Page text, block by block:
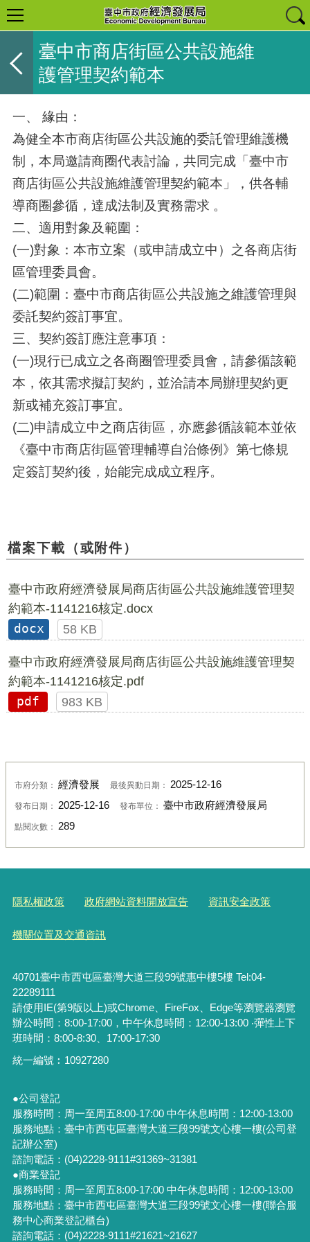
臺中市商店街區公共設施維
護管理契約範本
一、 緣由：
為健全本市商店街區公共設施的委託管理維護機
制，本局邀請商圈代表討論，共同完成「臺中市
商店街區公共設施維護管理契約範本」，供各輔
導商圈參循，達成法制及實務需求 。
二、適用對象及範圍：
(一)對象：本市立案（或申請成立中）之各商店街
區管理委員會。
(二)範圍：臺中市商店街區公共設施之維護管理與
委託契約簽訂事宜。
三、契約簽訂應注意事項：
(一)現行已成立之各商圈管理委員會，請參循該範
本，依其需求擬訂契約，並洽請本局辦理契約更
新或補充簽訂事宜。
(二)申請成立中之商店街區，亦應參循該範本並依
《臺中市商店街區管理輔導自治條例》第七條規
定簽訂契約後，始能完成成立程序。
檔案下載（或附件）
臺中市政府經濟發展局商店街區公共設施維護管理契
約範本-1141216核定.docx
docx
58 KB
臺中市政府經濟發展局商店街區公共設施維護管理契
約範本-1141216核定.pdf
pdf
983 KB
市府分類： 經濟發展 最後異動日期： 2025-12-16
發布日期： 2025-12-16 發布單位： 臺中市政府經濟發展局
點閱次數： 289
隱私權政策 政府網站資料開放宣告 資訊安全政策
機關位置及交通資訊
40701臺中市西屯區臺灣大道三段99號惠中樓5樓 Tel:04-
22289111
請使用IE(第9版以上)或Chrome、FireFox、Edge等瀏覽器瀏覽
辦公時間：8:00-17:00，中午休息時間：12:00-13:00 ‧彈性上下
班時間：8:00-8:30、17:00-17:30
統一編號︰ 10927280
●公司登記
服務時間：周一至周五8:00-17:00 中午休息時間：12:00-13:00
服務地點：臺中市西屯區臺灣大道三段99號文心樓一樓(公司登
記辦公室)
諮詢電話：(04)2228-9111#31369~31381
●商業登記
服務時間：周一至周五8:00-17:00 中午休息時間：12:00-13:00
服務地點：臺中市西屯區臺灣大道三段99號文心樓一樓(聯合服
務中心商業登記櫃台)
諮詢電話：(04)2228-9111#21621~21627